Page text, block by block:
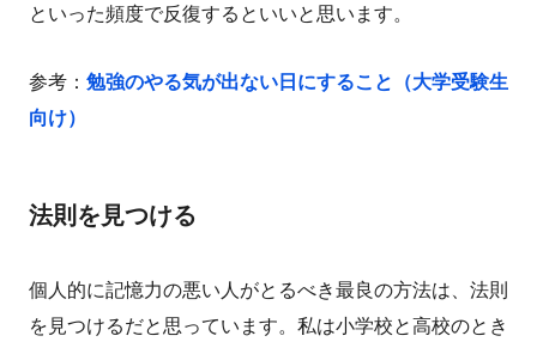
といった頻度で反復するといいと思います。
参考： 勉強のやる気が出ない日にすること（大学受験生
向け）
法則を見つける
個人的に記憶力の悪い人がとるべき最良の方法は、法則
を見つけるだと思っています。私は小学校と高校のとき